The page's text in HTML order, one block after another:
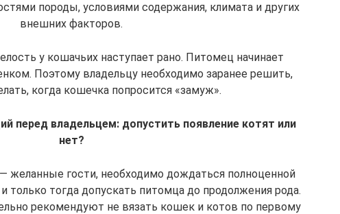
породы, условиями содержания, климата и других
внешних факторов.
у кошачьих наступает рано. Питомец начинает
Поэтому владельцу необходимо заранее решить,
когда кошечка попросится «замуж».
перед владельцем: допустить появление котят или
нет?
желанные гости, необходимо дождаться полноценной
только тогда допускать питомца до продолжения рода.
рекомендуют не вязать кошек и котов по первому